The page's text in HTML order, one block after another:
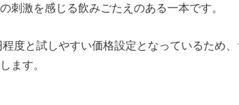
刺激を感じる飲みごたえのある一本です。
度と試しやすい価格設定となっているため
ます。